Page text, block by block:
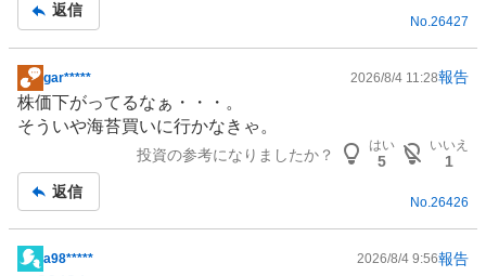
返信
No. 26427
掲
示
板
gar***** 2026/8/4 11:28報告
株価下がってるなぁ・・・。
そういや海苔買いに行かなきゃ。
投資の参考になりましたか？
はい
5
いいえ
1
返信
No.26426
掲
a98***** 2026/8/4 9:56報告